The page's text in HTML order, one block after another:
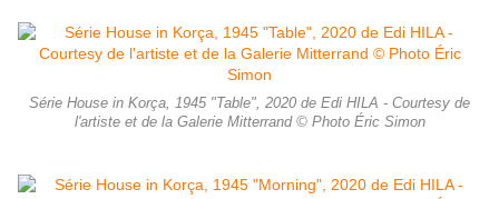
Série House in Korça, 1945 "Table", 2020 de Edi HILA - Courtesy de
l'artiste et de la Galerie Mitterrand © Photo Éric Simon